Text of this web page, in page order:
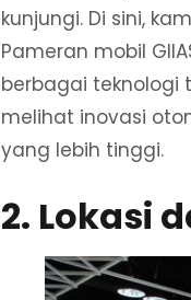
kunjungi. Di sini,
Pameran mobil
berbagai teknologi
melihat inovasi
yang lebih tinggi.
2. Lokasi